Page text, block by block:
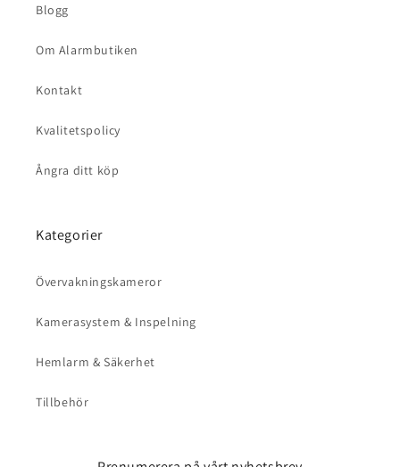
Blogg
Om Alarmbutiken
Kontakt
Kvalitetspolicy
Ångra ditt köp
Kategorier
Övervakningskameror
Kamerasystem & Inspelning
Hemlarm & Säkerhet
Tillbehör